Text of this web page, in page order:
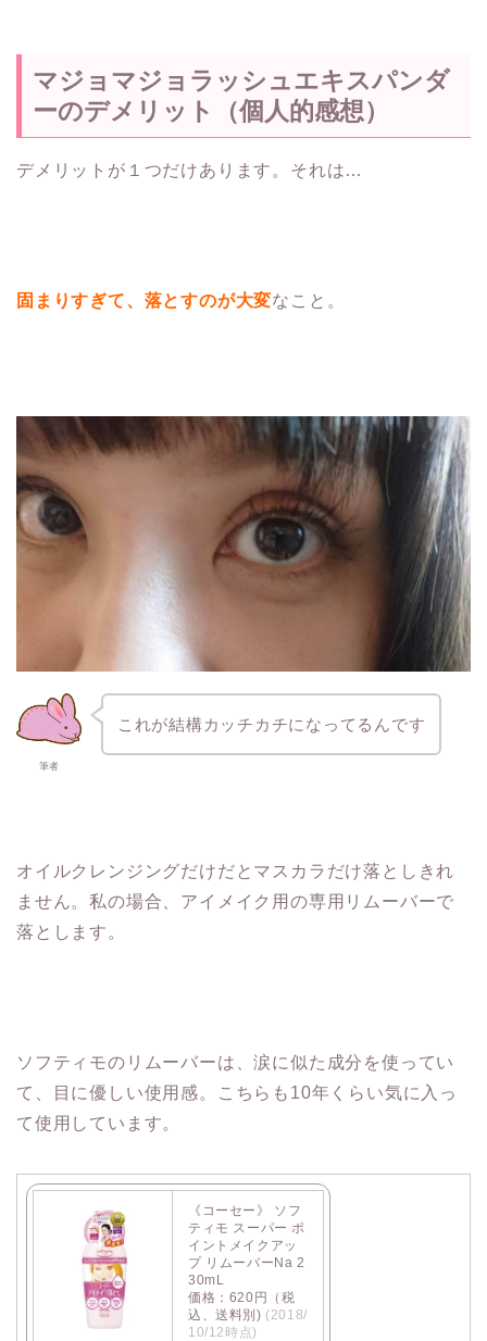
マジョマジョラッシュエキスパンダ
ーのデメリット（個人的感想）
デメリットが１つだけあります。それは…
固まりすぎて、落とすのが大変なこと。
筆者
これが結構カッチカチになってるんです
オイルクレンジングだけだとマスカラだけ落としきれ
ません。私の場合、アイメイク用の専用リムーバーで
落とします。
ソフティモのリムーバーは、涙に似た成分を使ってい
て、目に優しい使用感。こちらも10年くらい気に入っ
て使用しています。
《コーセー》 ソフ
ティモ スーパー ポ
イントメイクアッ
プ リムーバーNa 2
30mL
価格：620円（税
込、送料別) (2018/
10/12時点)